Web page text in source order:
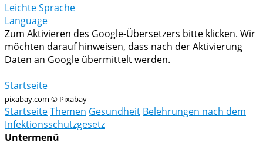
Leichte Sprache
Language
Zum Aktivieren des Google-Übersetzers bitte klicken. Wir
möchten darauf hinweisen, dass nach der Aktivierung
Daten an Google übermittelt werden.
Startseite
pixabay.com © Pixabay
StartseiteThemen Gesundheit Belehrungen nach dem
Infektionsschutzgesetz
Untermenü